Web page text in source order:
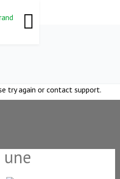
try again or contact support.